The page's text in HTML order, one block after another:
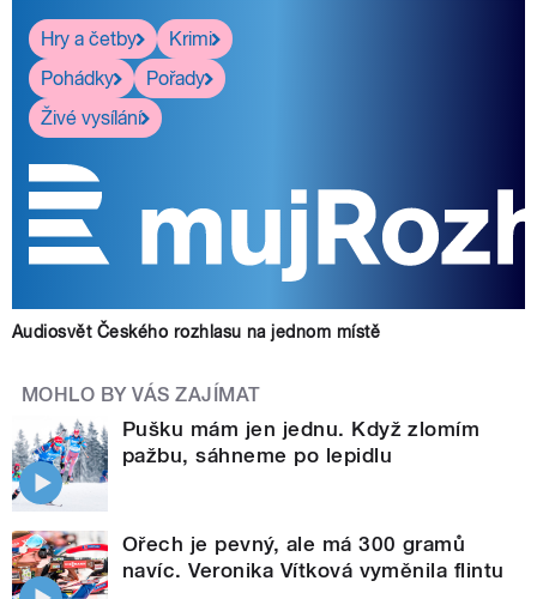
Hry a četby
Krimi
Pohádky
Pořady
Živé vysílání
Audiosvět Českého rozhlasu na jednom místě
MOHLO BY VÁS ZAJÍMAT
Pušku mám jen jednu. Když zlomím
pažbu, sáhneme po lepidlu
Ořech je pevný, ale má 300 gramů
navíc. Veronika Vítková vyměnila flintu